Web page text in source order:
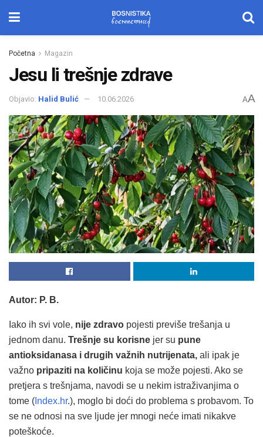
Početna Magazin
Jesu li trešnje zdrave
Objavio: Halid Bulić 10.06.2026 AA
Autor: P. B.
Iako ih svi vole, nije zdravo pojesti previše trešanja u
jednom danu. Trešnje su korisne jer su pune
antioksidanasa i drugih važnih nutrijenata, ali ipak je
važno pripaziti na količinu koja se može pojesti. Ako se
pretjera s trešnjama, navodi se u nekim istraživanjima o
tome ( Index.hr.), moglo bi doći do problema s probavom. To
se ne odnosi na sve ljude jer mnogi neće imati nikakve
poteškoće.